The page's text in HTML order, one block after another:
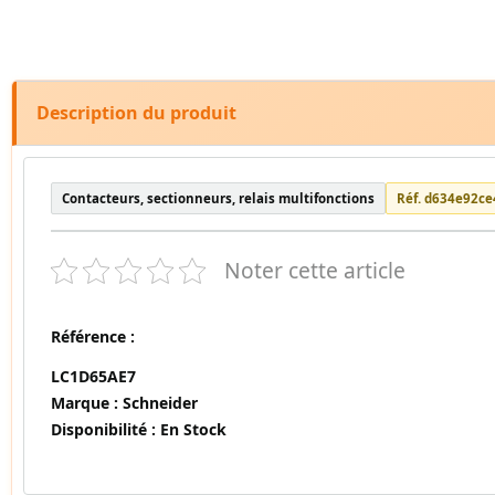
Description du produit
Contacteurs, sectionneurs, relais multifonctions Réf.
Noter cette article
Référence :
LC1D65AE7
Marque : Schneider
Disponibilité : En Stock